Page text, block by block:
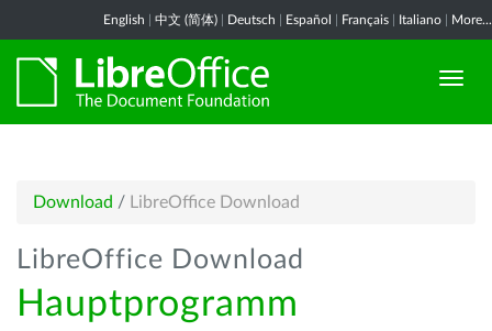
English 中文 (简体) Deutsch Español Français Italiano More...
Download / LibreOffice Download
LibreOffice Download
Hauptprogramm